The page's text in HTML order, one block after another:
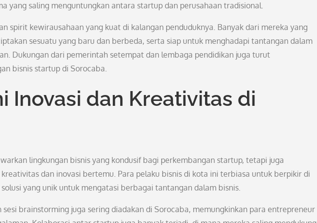
yang saling menguntungkan antara startup dan perusahaan tradisional.
spirit kewirausahaan yang kuat di kalangan penduduknya. Banyak dari mereka yang
sesuatu yang baru dan berbeda, serta siap untuk menghadapi tantangan dalam
Dukungan dari pemerintah setempat dan lembaga pendidikan juga turut
bisnis startup di Sorocaba.
Inovasi dan Kreativitas di
lingkungan bisnis yang kondusif bagi perkembangan startup, tetapi juga
dan inovasi bertemu. Para pelaku bisnis di kota ini terbiasa untuk berpikir di
yang unik untuk mengatasi berbagai tantangan dalam bisnis.
brainstorming juga sering diadakan di Sorocaba, memungkinkan para entrepreneur